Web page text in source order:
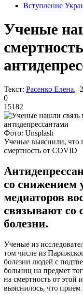
Вступление
Ученые
Текст: Расенко Елена,
0
15182
Фото: Unsplash
Ученые выяснили, что
смертность от COVID
со снижением
медиаторов
связывают со
болезни.
Ученые из
том числе из
болезни людей с
больниц на предмет
на смертность от этой
выяснилось, что прием